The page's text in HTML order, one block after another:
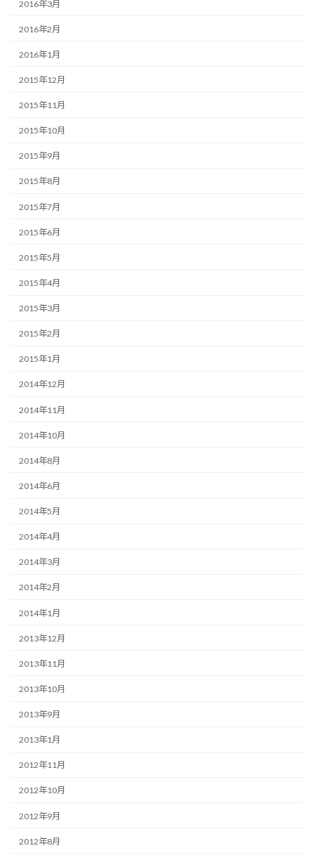
2016年3月
2016年2月
2016年1月
2015年12月
2015年11月
2015年10月
2015年9月
2015年8月
2015年7月
2015年6月
2015年5月
2015年4月
2015年3月
2015年2月
2015年1月
2014年12月
2014年11月
2014年10月
2014年8月
2014年6月
2014年5月
2014年4月
2014年3月
2014年2月
2014年1月
2013年12月
2013年11月
2013年10月
2013年9月
2013年1月
2012年11月
2012年10月
2012年9月
2012年8月